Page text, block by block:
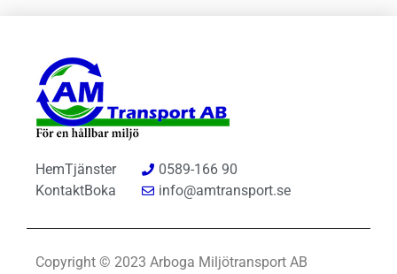
HemTjänster
KontaktBoka
0589-166 90
info@amtransport.se
Copyright © 2023 Arboga Miljötransport AB